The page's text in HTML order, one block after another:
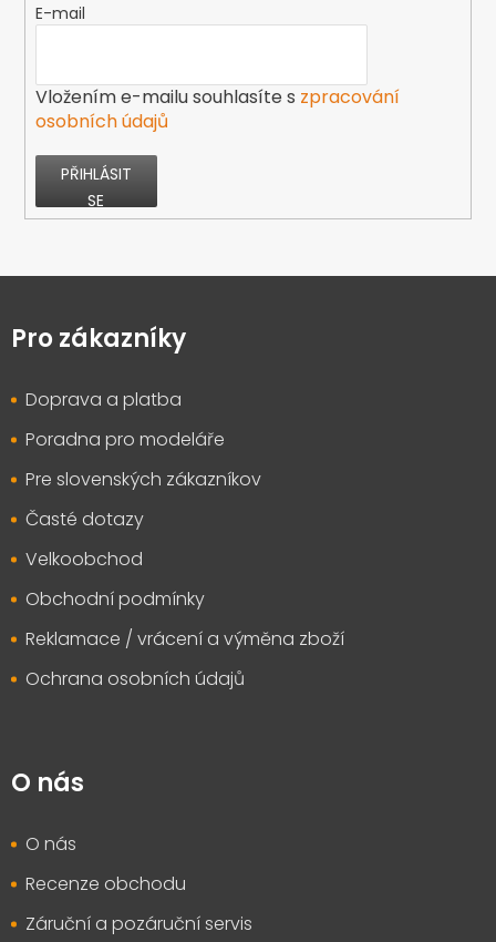
E-mail
Vložením e-mailu souhlasíte s zpracování
osobních údajů
PŘIHLÁSIT
SE
pPro zákazníky
Doprava a platba
Poradna pro modeláře
Pre slovenských zákazníkov
Časté dotazy
Velkoobchod
Obchodní podmínky
Reklamace / vrácení a výměna zboží
Ochrana osobních údajů
O nás
O nás
Recenze obchodu
Záruční a pozáruční servis